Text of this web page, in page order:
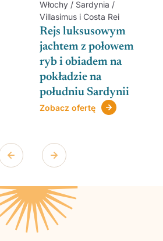
Włochy / Sardynia /
Villasimus i Costa Rei
Rejs luksusowym
jachtem z połowem
ryb i obiadem na
pokładzie na
południu Sardynii
Zobacz ofertę